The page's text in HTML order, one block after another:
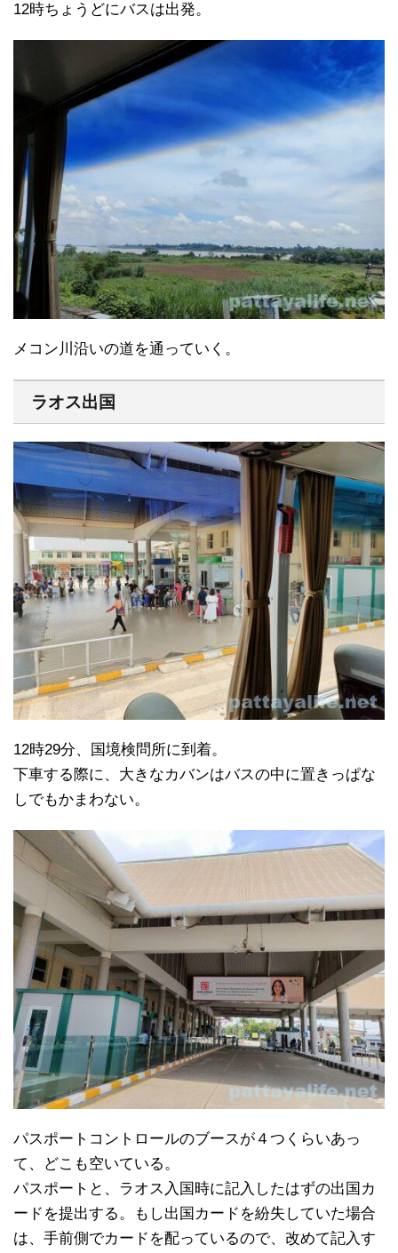
12時ちょうどにバスは出発。
メコン川沿いの道を通っていく。
ラオス出国
12時29分、国境検問所に到着。
下車する際に、大きなカバンはバスの中に置きっぱな
しでもかまわない。
パスポートコントロールのブースが４つくらいあっ
て、どこも空いている。
パスポートと、ラオス入国時に記入したはずの出国カ
ードを提出する。もし出国カードを紛失していた場合
は、手前側でカードを配っているので、改めて記入す